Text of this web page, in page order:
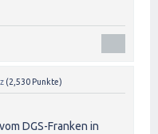
(2,530 Punkte)
DGS-Franken in